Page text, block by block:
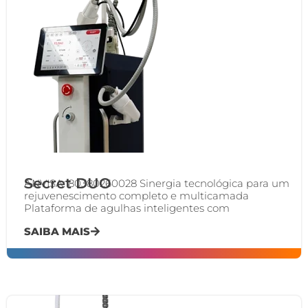
Secret DUO
ANVISA: 80380260028 Sinergia tecnológica para um
rejuvenescimento completo e multicamada
Plataforma de agulhas inteligentes com
SAIBA MAIS